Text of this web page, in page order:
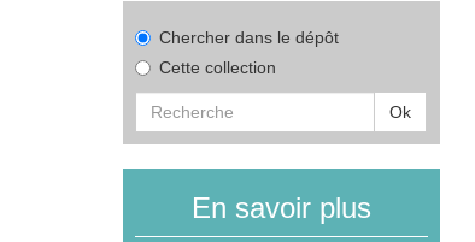
Chercher dans le dépôt
Cette collection
Ok
En savoir plus